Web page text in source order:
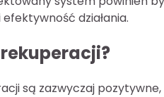
działania.
są zazwyczaj pozytywne,